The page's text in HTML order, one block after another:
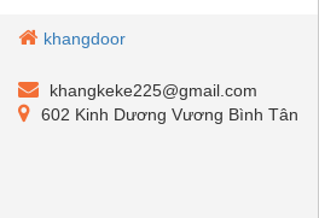
khangdoor
khangkeke225@gmail.com
602 Kinh Dương Vương Bình Tân